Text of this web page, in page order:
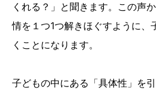
くれる？」と聞きます。この声
情を１つ1つ解きほぐすように、
くことになります。
子どもの中にある「具体性」を